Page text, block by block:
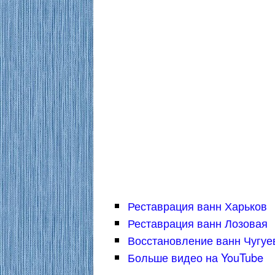
Реставрация ванн Харьков
Реставрация ванн Лозовая
Восстановление ванн
Больше видео на YouTube